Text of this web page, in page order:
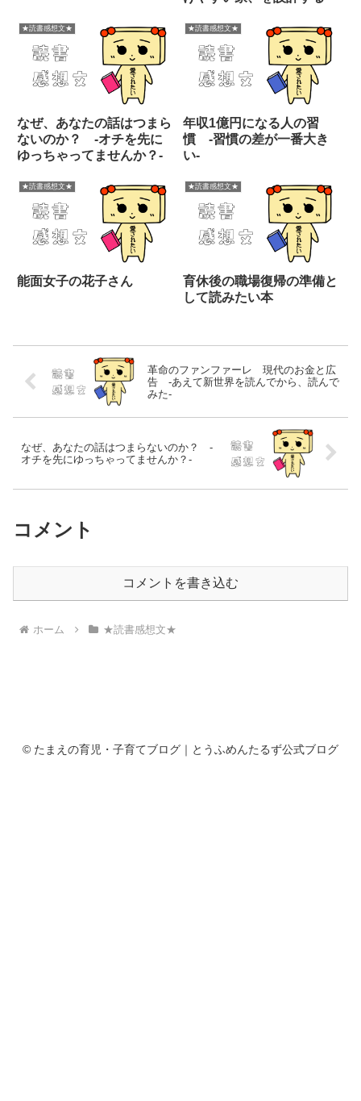
★読書感想文★
なぜ、あなたの話はつまら
ないのか？ -オチを先に
ゆっちゃってませんか？-
★読書感想文★
年収1億円になる人の習
慣 -習慣の差が一番大き
い-
★読書感想文★
能面女子の花子さん
★読書感想文★
育休後の職場復帰の準備と
して読みたい本
なぜ、あなたの話はつまらないのか？ -
オチを先にゆっちゃってませんか？-
革命のファンファーレ 現代のお金と広
告 -あえて新世界を読んでから、読んで
みた-
コメント
コメントを書き込む
ホーム ★読書感想文★
© たまえの育児・子育てブログ｜とうふめんたるず公式ブログ